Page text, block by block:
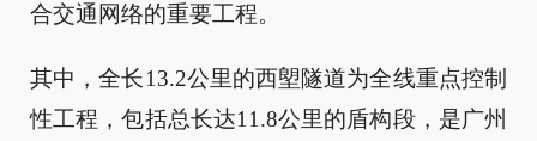
合交通网络的重要工程。
其中，全长13.2公里的西塱隧道为全线重点控制
性工程，包括总长达11.8公里的盾构段，是广州